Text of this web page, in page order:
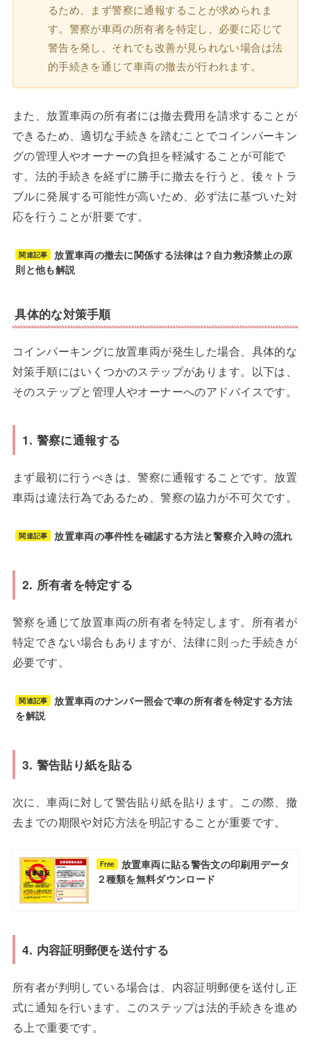
るため、まず警察に通報することが求められま
す。警察が車両の所有者を特定し、必要に応じて
警告を発し、それでも改善が見られない場合は法
的手続きを通じて車両の撤去が行われます。
また、放置車両の所有者には撤去費用を請求することが
できるため、適切な手続きを踏むことでコインパーキン
グの管理人やオーナーの負担を軽減することが可能で
す。法的手続きを経ずに勝手に撤去を行うと、後々トラ
ブルに発展する可能性が高いため、必ず法に基づいた対
応を行うことが肝要です。
関連記事
放置車両の撤去に関係する法律は？自力救済禁止の原
則と他も解説
具体的な対策手順
コインパーキングに放置車両が発生した場合、具体的な
対策手順にはいくつかのステップがあります。以下は、
そのステップと管理人やオーナーへのアドバイスです。
1. 警察に通報する
まず最初に行うべきは、警察に通報することです。放置
車両は違法行為であるため、警察の協力が不可欠です。
関連記事 放置車両の事件性を確認する方法と警察介入時の流れ
2. 所有者を特定する
警察を通じて放置車両の所有者を特定します。所有者が
特定できない場合もありますが、法律に則った手続きが
必要です。
関連記事
放置車両のナンバー照会で車の所有者を特定する方法
を解説
3. 警告貼り紙を貼る
次に、車両に対して警告貼り紙を貼ります。この際、撤
去までの期限や対応方法を明記することが重要です。
Free
放置車両に貼る警告文の印刷用データ
２種類を無料ダウンロード
4. 内容証明郵便を送付する
所有者が判明している場合は、内容証明郵便を送付し正
式に通知を行います。このステップは法的手続きを進め
る上で重要です。